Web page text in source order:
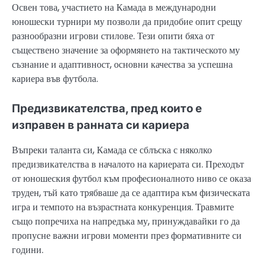
Освен това, участието на Камада в международни
юношески турнири му позволи да придобие опит срещу
разнообразни игрови стилове. Тези опити бяха от
съществено значение за оформянето на тактическото му
съзнание и адаптивност, основни качества за успешна
кариера във футбола.
Предизвикателства, пред които е
изправен в ранната си кариера
Въпреки таланта си, Камада се сблъска с няколко
предизвикателства в началото на кариерата си. Преходът
от юношеския футбол към професионалното ниво се оказа
труден, тъй като трябваше да се адаптира към физическата
игра и темпото на възрастната конкуренция. Травмите
също попречиха на напредъка му, принуждавайки го да
пропусне важни игрови моменти през формативните си
години.